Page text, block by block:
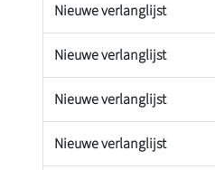
Nieuwe verlanglijst
Nieuwe verlanglijst
Nieuwe verlanglijst
Nieuwe verlanglijst